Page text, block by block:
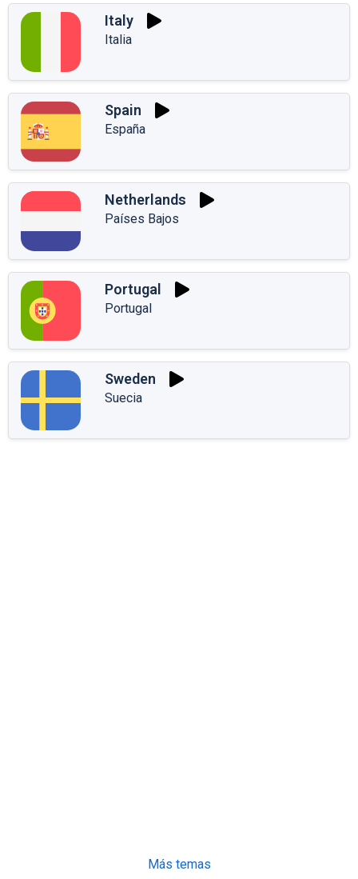
Italy
Italia
Spain
España
Netherlands
Países Bajos
Portugal
Portugal
Sweden
Suecia
Más temas